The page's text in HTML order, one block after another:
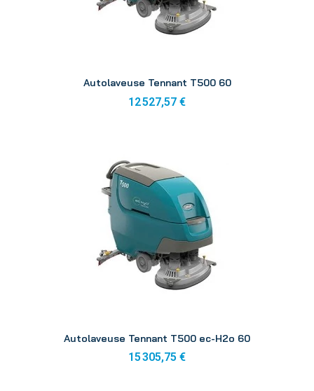
Autolaveuse Tennant T500 60
12 527,57 €
Autolaveuse Tennant T500 ec-H2o 60
15 305,75 €